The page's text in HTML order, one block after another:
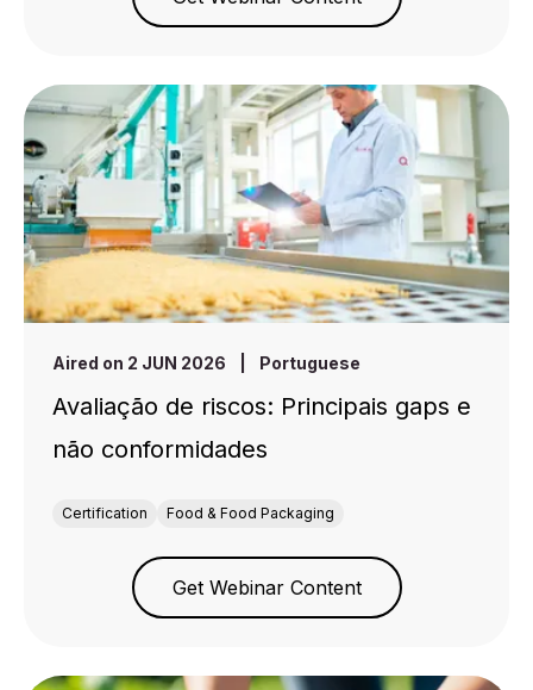
Aired on 2 JUN 2026 Portuguese
Avaliação de riscos: Principais gaps e
não conformidades
Certification Food & Food Packaging
Get Webinar Content